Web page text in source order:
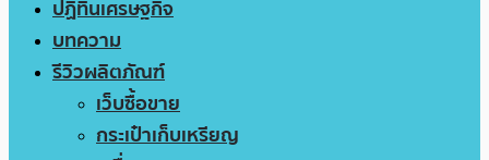
ปฏิทินเศรษฐกิจ
บทความ
รีวิวผลิตภัณฑ์
เว็บซื้อขาย
กระเป๋าเก็บเหรียญ